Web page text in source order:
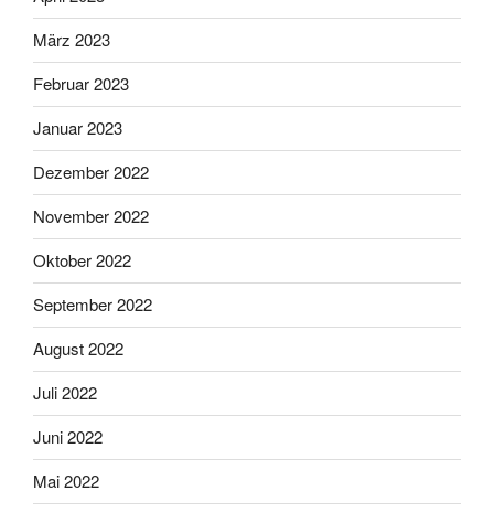
März 2023
Februar 2023
Januar 2023
Dezember 2022
November 2022
Oktober 2022
September 2022
August 2022
Juli 2022
Juni 2022
Mai 2022